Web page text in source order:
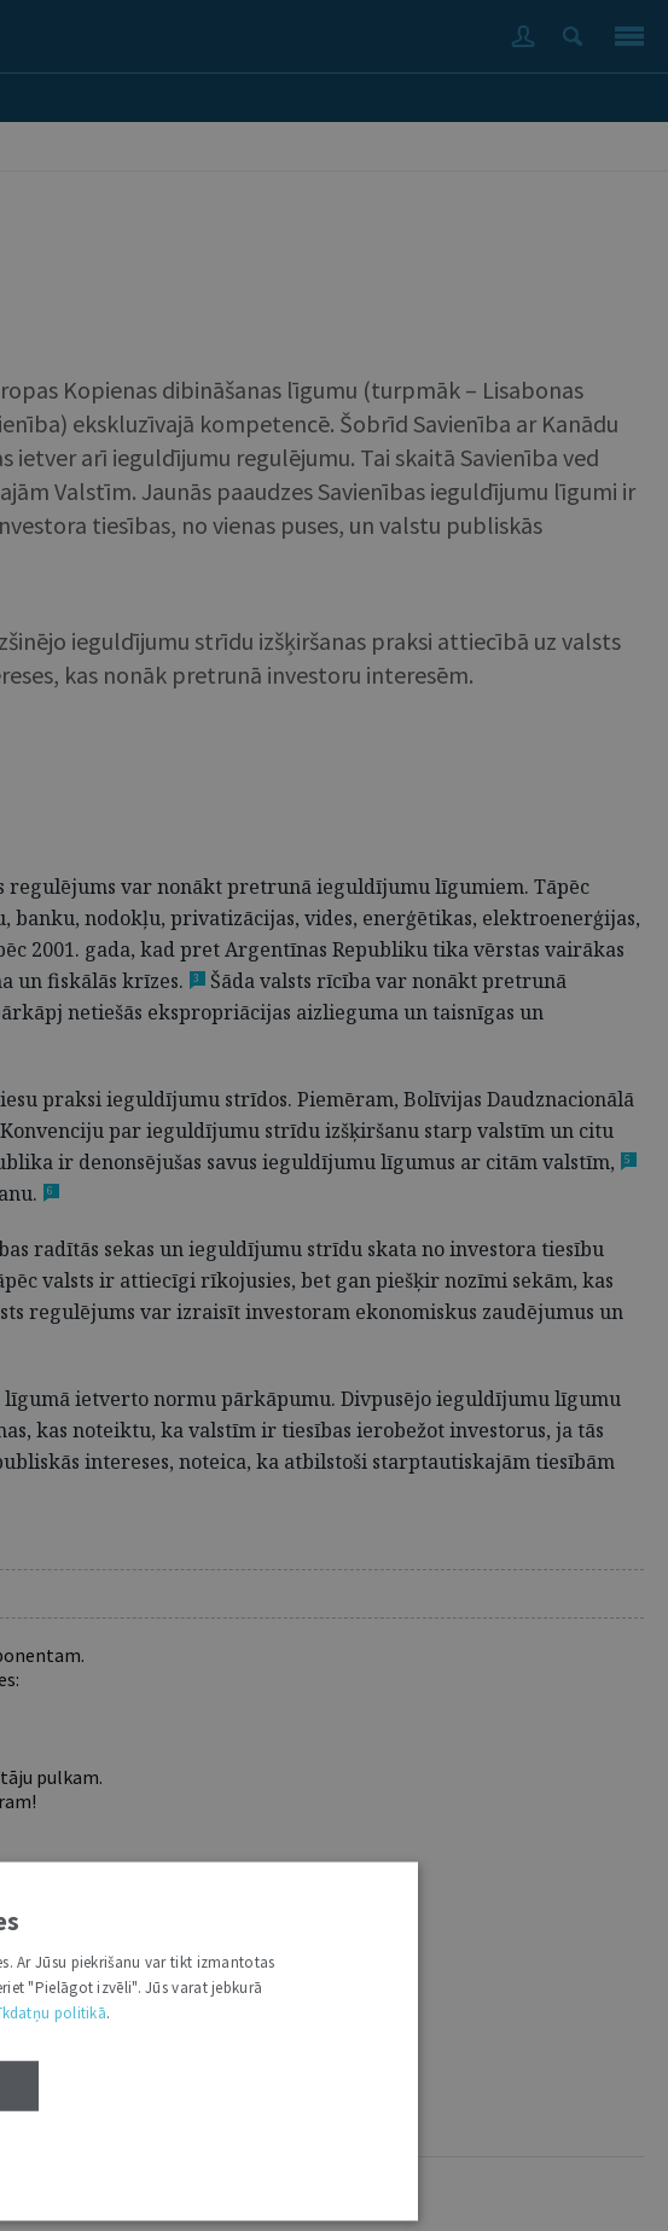
Kopienas dibināšanas līgumu (turpmāk – Lisabonas
ekskluzīvajā kompetencē. Šobrīd Savienība ar Kanādu
ietver arī ieguldījumu regulējumu. Tai skaitā Savienība ved
Valstīm. Jaunās paaudzes Savienības ieguldījumu līgumi ir
tiesības, no vienas puses, un valstu publiskās
ieguldījumu strīdu izšķiršanas praksi attiecībā uz valsts
kas nonāk pretrunā investoru interesēm.
var nonākt pretrunā ieguldījumu līgumiem. Tāpēc
nodokļu, privatizācijas, vides, enerģētikas, elektroenerģijas,
2001. gada, kad pret Argentīnas Republiku tika vērstas vairākas
un fiskālās krīzes.
3
Šāda valsts rīcība var nonākt pretrunā
netiešās ekspropriācijas aizlieguma un taisnīgas un
praksi ieguldījumu strīdos. Piemēram, Bolīvijas Daudznacionālā
par ieguldījumu strīdu izšķiršanu starp valstīm un citu
ir denonsējušas savus ieguldījumu līgumus ar citām valstīm, 5
6
radītās sekas un ieguldījumu strīdu skata no investora tiesību
valsts ir attiecīgi rīkojusies, bet gan piešķir nozīmi sekām, kas
regulējums var izraisīt investoram ekonomiskus zaudējumus un
ietverto normu pārkāpumu. Divpusējo ieguldījumu līgumu
kas noteiktu, ka valstīm ir tiesības ierobežot investorus, ja tās
intereses, noteica, ka atbilstoši starptautiskajām tiesībām
pulkam.
Ar Jūsu piekrišanu var tikt izmantotas
"Pielāgot izvēli". Jūs varat jebkurā
politikā.